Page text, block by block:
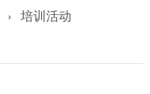
培训活动